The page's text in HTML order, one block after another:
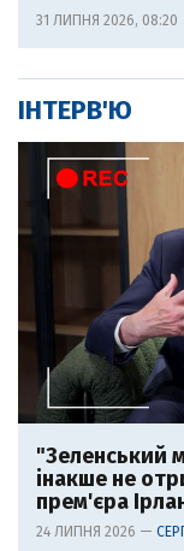
31 ЛИПНЯ 2026, 08:20
ІНТЕРВ'Ю
"Зеленський
інакше не
прем'єра
24 ЛИПНЯ 2026 —